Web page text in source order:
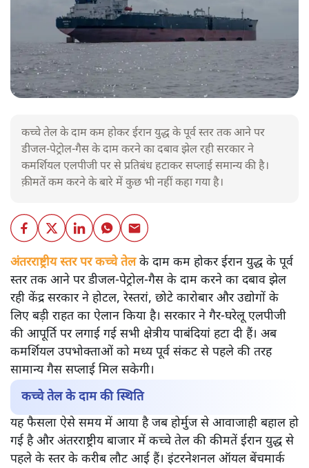
कच्चे तेल के दाम कम होकर ईरान युद्ध के पूर्व स्तर तक आने पर
डीजल-पेट्रोल-गैस के दाम करने का दबाव झेल रही सरकार ने
कमर्शियल एलपीजी पर से प्रतिबंध हटाकर सप्लाई समान्य की है।
क़ीमतें कम करने के बारे में कुछ भी नहीं कहा गया है।
अंतरराष्ट्रीय स्तर पर कच्चे तेलके दाम कम होकर ईरान युद्ध के पूर्व
स्तर तक आने पर डीजल-पेट्रोल-गैस के दाम करने का दबाव झेल
रही केंद्र सरकार ने होटल, रेस्तरां, छोटे कारोबार और उद्योगों के
लिए बड़ी राहत का ऐलान किया है। सरकार ने गैर-घरेलू एलपीजी
की आपूर्ति पर लगाई गई सभी क्षेत्रीय पाबंदियां हटा दी हैं। अब
कमर्शियल उपभोक्ताओं को मध्य पूर्व संकट से पहले की तरह
सामान्य गैस सप्लाई मिल सकेगी।
कच्चे तेल के दाम की स्थिति
यह फैसला ऐसे समय में आया है जब होर्मुज से आवाजाही बहाल हो
गई है और अंतरराष्ट्रीय बाजार में कच्चे तेल की कीमतें ईरान युद्ध से
पहले के स्तर के करीब लौट आई हैं। इंटरनेशनल ऑयल बेंचमार्क